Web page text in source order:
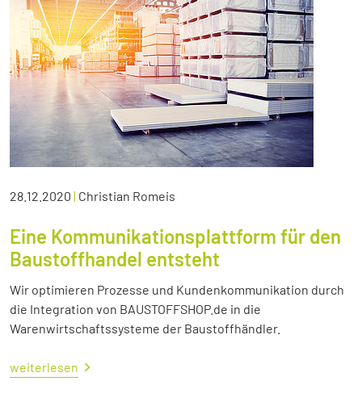
28.12.2020 | Christian Romeis
Eine Kommunikationsplattform für den
Baustoffhandel entsteht
Wir optimieren Prozesse und Kundenkommunikation durch
die Integration von BAUSTOFFSHOP.de in die
Warenwirtschaftssysteme der Baustoffhändler.
weiterlesen